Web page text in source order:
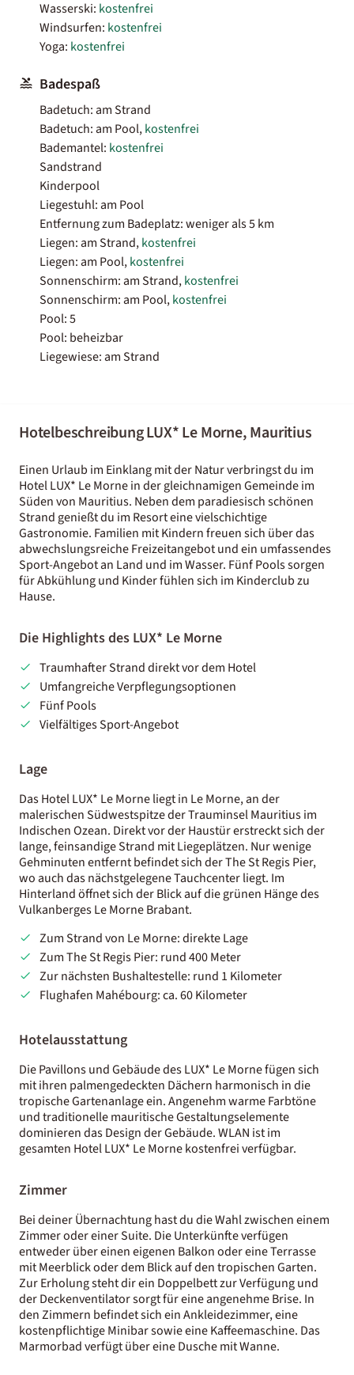
Wasserski: kostenfrei
Windsurfen: kostenfrei
Yoga: kostenfrei
Badespaß
Badetuch: am Strand
Badetuch: am Pool,kostenfrei
Bademantel: kostenfrei
Sandstrand
Kinderpool
Liegestuhl: am Pool
Entfernung zum Badeplatz: weniger als 5 km
Liegen: am Strand,kostenfrei
Liegen: am Pool,kostenfrei
Sonnenschirm: am Strand,kostenfrei
Sonnenschirm: am Pool,kostenfrei
Pool: 5
Pool: beheizbar
Liegewiese: am Strand
Hotelbeschreibung LUX* Le Morne, Mauritius
Einen Urlaub im Einklang mit der Natur verbringst du im
Hotel LUX* Le Morne in der gleichnamigen Gemeinde im
Süden von Mauritius. Neben dem paradiesisch schönen
Strand genießt du im Resort eine vielschichtige
Gastronomie. Familien mit Kindern freuen sich über das
abwechslungsreiche Freizeitangebot und ein umfassendes
Sport-Angebot an Land und im Wasser. Fünf Pools sorgen
für Abkühlung und Kinder fühlen sich im Kinderclub zu
Hause.
Die Highlights des LUX* Le Morne
Traumhafter Strand direkt vor dem Hotel
Umfangreiche Verpflegungsoptionen
Fünf Pools
Vielfältiges Sport-Angebot
Lage
Das Hotel LUX* Le Morne liegt in Le Morne, an der
malerischen Südwestspitze der Trauminsel Mauritius im
Indischen Ozean. Direkt vor der Haustür erstreckt sich der
lange, feinsandige Strand mit Liegeplätzen. Nur wenige
Gehminuten entfernt befindet sich der The St Regis Pier,
wo auch das nächstgelegene Tauchcenter liegt. Im
Hinterland öffnet sich der Blick auf die grünen Hänge des
Vulkanberges Le Morne Brabant.
Zum Strand von Le Morne: direkte Lage
Zum The St Regis Pier: rund 400 Meter
Zur nächsten Bushaltestelle: rund 1 Kilometer
Flughafen Mahébourg: ca. 60 Kilometer
Hotelausstattung
Die Pavillons und Gebäude des LUX* Le Morne fügen sich
mit ihren palmengedeckten Dächern harmonisch in die
tropische Gartenanlage ein. Angenehm warme Farbtöne
und traditionelle mauritische Gestaltungselemente
dominieren das Design der Gebäude. WLAN ist im
gesamten Hotel LUX* Le Morne kostenfrei verfügbar.
Zimmer
Bei deiner Übernachtung hast du die Wahl zwischen einem
Zimmer oder einer Suite. Die Unterkünfte verfügen
entweder über einen eigenen Balkon oder eine Terrasse
mit Meerblick oder dem Blick auf den tropischen Garten.
Zur Erholung steht dir ein Doppelbett zur Verfügung und
der Deckenventilator sorgt für eine angenehme Brise. In
den Zimmern befindet sich ein Ankleidezimmer, eine
kostenpflichtige Minibar sowie eine Kaffeemaschine. Das
Marmorbad verfügt über eine Dusche mit Wanne.